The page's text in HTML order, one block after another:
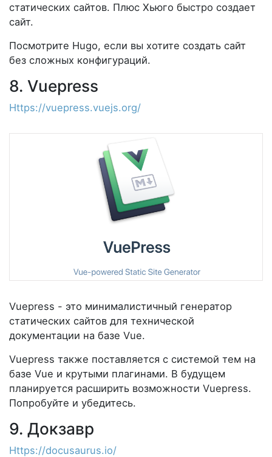
статических сайтов. Плюс Хьюго быстро создает
сайт.
Посмотрите Hugo, если вы хотите создать сайт
без сложных конфигураций.
8. Vuepress
Https://vuepress.vuejs.org/
Vuepress - это минималистичный генератор
статических сайтов для технической
документации на базе Vue.
Vuepress также поставляется с системой тем на
базе Vue и крутыми плагинами. В будущем
планируется расширить возможности Vuepress.
Попробуйте и убедитесь.
9. Докзавр
Https://docusaurus.io/